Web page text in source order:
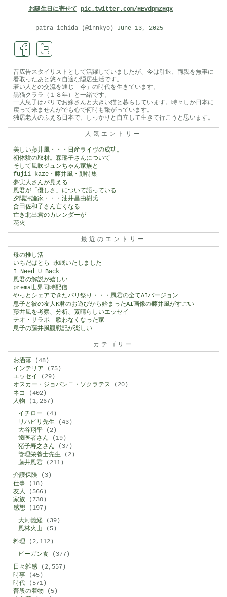
は
お誕生日に寄せて pic.twitter.com/HEvdpmZHqx
— patra ichida (@innkyo) June 13, 2025
昔広告スタイリストとして活躍していましたが、今は引退、両親を無事に
看取ったあと悠々自適な隠居生活です。
若い人との交流を通じ「今」の時代を生きています。
黒猫クララ（１８年）と一緒です。
一人息子はパリでお嫁さんと大きい猫と暮らしています。時々しか日本に
戻って来ませんがでも心で何時も繋がっています。
独居老人のふえる日本で、しっかりと自立して生きて行こうと思います。
人気エントリー
美しい藤井風・・・日産ライヴの成功。
初体験の取材。森瑶子さんについて
そして風吹ジュンちゃん家族と
fujii kaze・藤井風・顔特集
夢実人さんが見える
風君が「優しさ」について語っている
夕陽評論家・・・油井昌由樹氏
合田佐和子さん亡くなる
亡き北出君のカレンダーが
花火
最近のエントリー
母の推し活
いちだぱとら 永眠いたしました
I Need U Back
風君の解説が嬉しい
prema世界同時配信
やっとシェアできたパリ祭り・・・風君の全てAIバージョン
息子と彼の友人K君のお遊びから始まったAI画像の藤井風がすごい
藤井風を考察、分析、素晴らしいエッセイ
テオ・サラポ 歌わなくなった家
息子の藤井風観戦記が楽しい
カテゴリー
お洒落 (48)
インテリア (75)
エッセイ
(29)
オスカー・ジョバンニ・ソクラテス (20)
ネコ
(402)
人物 (1,267)
イチロー (4)
リハビリ先生 (43)
大谷翔平 (2)
歯医者さん (19)
猪子寿之さん (37)
管理栄養士先生 (2)
藤井風君 (211)
介護保険 (3)
仕事 (18)
友人 (566)
家族 (730)
感想 (197)
大河義経 (39)
風林火山 (5)
料理 (2,112)
ビーガン食 (377)
日々雑感 (2,557)
時事 (45)
時代 (571)
普段の着物 (5)